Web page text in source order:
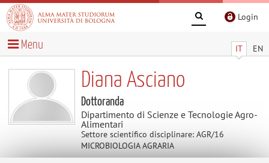
Login
IT EN
Menu
Diana Asciano
Dottoranda
Dipartimento di Scienze e Tecnologie Agro-
Alimentari
Settore scientifico disciplinare: AGR/16
MICROBIOLOGIA AGRARIA